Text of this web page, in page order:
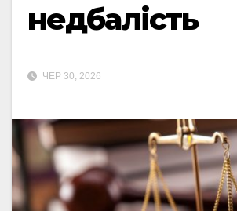
недбалість
ЧЕР 30, 2026